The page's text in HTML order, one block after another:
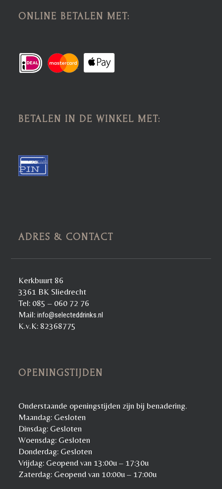
ONLINE BETALEN MET:
BETALEN IN DE WINKEL MET:
ADRES & CONTACT
Kerkbuurt 86
3361 BK Sliedrecht
Tel: 085 – 060 72 76
Mail:info@selecteddrinks.nl
K.v.K: 82368775
OPENINGSTIJDEN
Onderstaande openingstijden zijn bij benadering.
Maandag: Gesloten
Dinsdag: Gesloten
Woensdag: Gesloten
Donderdag: Gesloten
Vrijdag: Geopend van 13:00u – 17:30u
Zaterdag: Geopend van 10:00u – 17:00u